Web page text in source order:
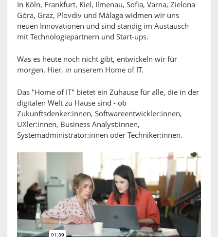
In Köln, Frankfurt, Kiel, Ilmenau, Sofia, Varna, Zielona
Góra, Graz, Plovdiv und Málaga widmen wir uns
neuen Innovationen und sind ständig im Austausch
mit Technologiepartnern und Start-ups.
Was es heute noch nicht gibt, entwickeln wir für
morgen. Hier, in unserem Home of IT.
Das "Home of IT" bietet ein Zuhause für alle, die in der
digitalen Welt zu Hause sind - ob
Zukunftsdenker:innen, Softwareentwickler:innen,
UXler:innen, Business Analyst:innen,
Systemadministrator:innen oder Techniker:innen.